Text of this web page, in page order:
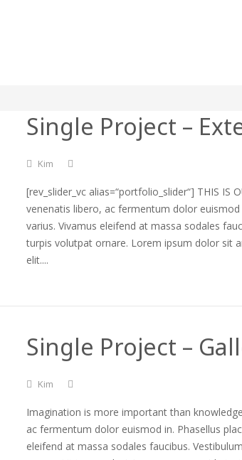
Single Project –
Kim
[rev_slider_vc alias=“portfolio_slider“] THIS IS
venenatis libero, ac fermentum dolor
varius. Vivamus eleifend at massa sodales
turpis volutpat ornare. Lorem ipsum dolor sit
elit....
Single Project –
Kim
Imagination is more important than
ac fermentum dolor euismod in. Phasellus
eleifend at massa sodales faucibus.